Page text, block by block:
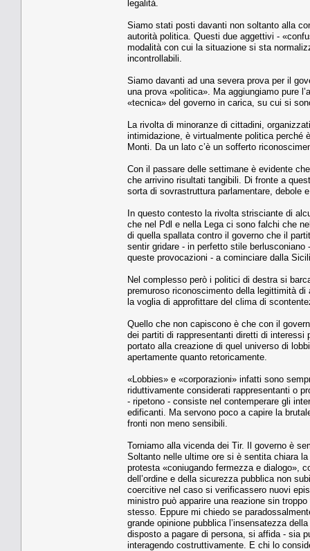
legalità.
Siamo stati posti davanti non soltanto alla
autorità politica. Questi due aggettivi -
modalità con cui la situazione si sta
incontrollabili.
Siamo davanti ad una severa prova per il
una prova «politica». Ma aggiungiamo pure
«tecnica» del governo in carica, su cui si
La rivolta di minoranze di cittadini,
intimidazione, è virtualmente politica perché
Monti. Da un lato c’è un sofferto
Con il passare delle settimane è evidente
che arrivino risultati tangibili. Di fronte a
sorta di sovrastruttura parlamentare, debole
In questo contesto la rivolta strisciante di
che nel Pdl e nella Lega ci sono falchi che
di quella spallata contro il governo che il
sentir gridare - in perfetto stile berlusconiano
queste provocazioni - a cominciare dalla
Nel complesso però i politici di destra si
premuroso riconoscimento della legittimità
la voglia di approfittare del clima di
Quello che non capiscono è che con il
dei partiti di rappresentanti diretti di
portato alla creazione di quel universo di
apertamente quanto retoricamente.
«Lobbies» e «corporazioni» infatti sono
riduttivamente considerati rappresentanti o
- ripetono - consiste nel contemperare gli
edificanti. Ma servono poco a capire la
fronti non meno sensibili.
Torniamo alla vicenda dei Tir. Il governo è
Soltanto nelle ultime ore si è sentita chiara
protesta «coniugando fermezza e dialogo»,
dell’ordine e della sicurezza pubblica non
coercitive nel caso si verificassero nuovi
ministro può apparire una reazione sin
stesso. Eppure mi chiedo se
grande opinione pubblica l’insensatezza
disposto a pagare di persona, si affida - sia
interagendo costruttivamente. E chi lo